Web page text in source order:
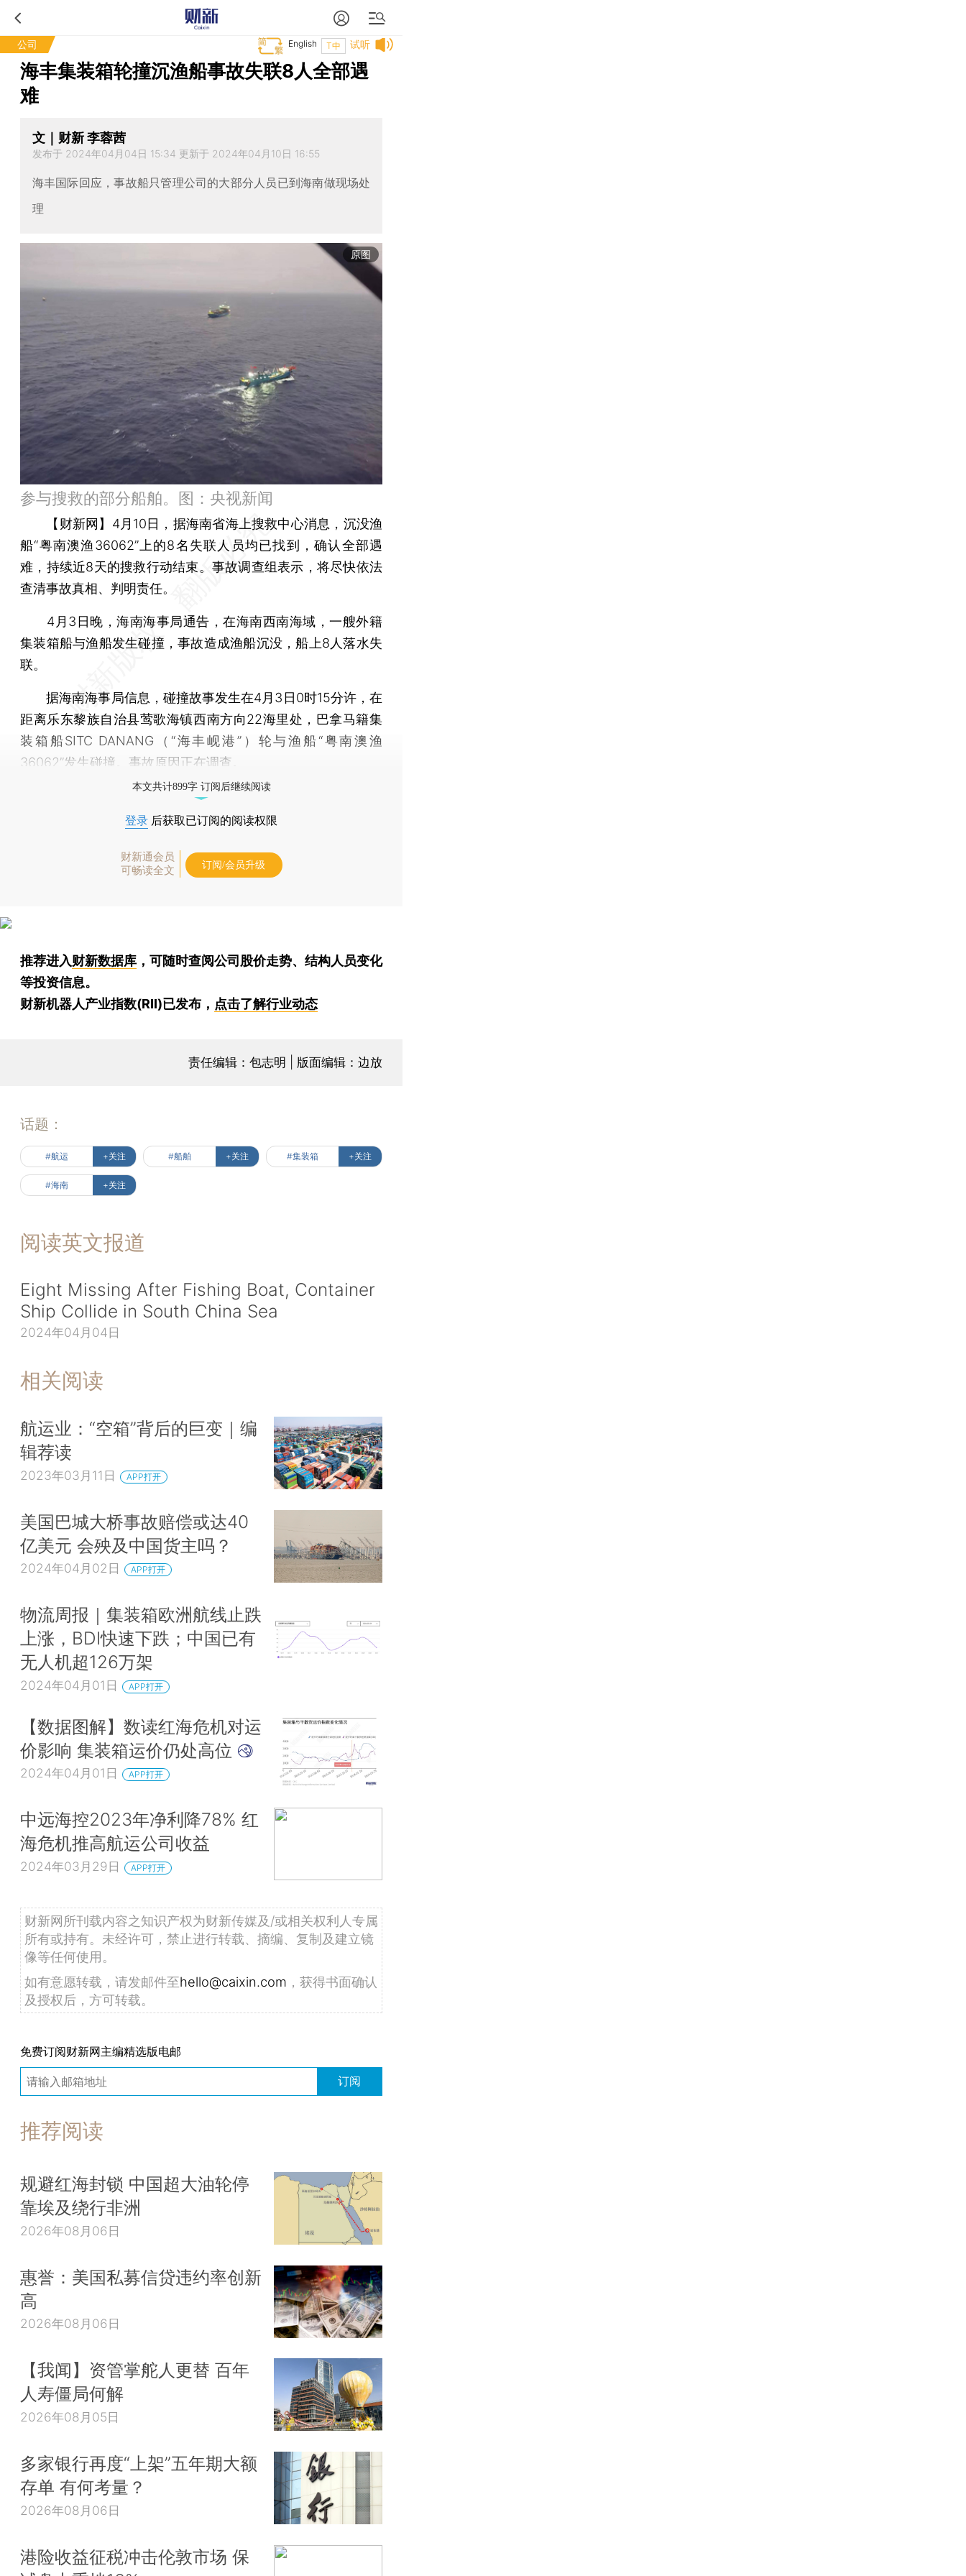
公司 试听
T中
English
海丰集装箱轮撞沉渔船事故失联8人全部遇
难
文｜财新 李蓉茜
发布于 2024年04月04日 15:34 更新于 2024年04月10日 16:55
海丰国际回应，事故船只管理公司的大部分人员已到海南做现场处
理
原图
参与搜救的部分船舶。图：央视新闻
【财新网】 4月10日，据海南省海上搜救中心消息，沉没渔
船“粤南澳渔36062”上的8名失联人员均已找到，确认全部遇
难，持续近8天的搜救行动结束。事故调查组表示，将尽快依法
查清事故真相、判明责任。
4月3日晚，海南海事局通告，在海南西南海域，一艘外籍
集装箱船与渔船发生碰撞，事故造成渔船沉没，船上8人落水失
联。
据海南海事局信息，碰撞故事发生在4月3日0时15分许，在
距离乐东黎族自治县莺歌海镇西南方向22海里处，巴拿马籍集
装箱船SITC DANANG（“海丰岘港”）轮与渔船“粤南澳渔
36062”发生碰撞。事故原因正在调查。
本文共计899字 订阅后继续阅读
登录 后获取已订阅的阅读权限
财新通会员
可畅读全文
订阅/会员升级
推荐进入财新数据库 ，可随时查阅公司股价走势、结构人员变化
等投资信息。
财新机器人产业指数(RII)已发布， 点击了解行业动态
责任编辑：包志明 | 版面编辑：边放
话题：
#航运 +关注 #船舶 +关注 #集装箱 +关注
#海南 +关注
阅读英文报道
Eight Missing After Fishing Boat, Container
Ship Collide in South China Sea
2024年04月04日
相关阅读
航运业：“空箱”背后的巨变｜编
辑荐读
2023年03月11日 APP打开
美国巴城大桥事故赔偿或达40
亿美元 会殃及中国货主吗？
2024年04月02日 APP打开
物流周报｜集装箱欧洲航线止跌
上涨，BDI快速下跌；中国已有
无人机超126万架
2024年04月01日 APP打开
【数据图解】数读红海危机对运
价影响 集装箱运价仍处高位
2024年04月01日 APP打开
中远海控2023年净利降78% 红
海危机推高航运公司收益
2024年03月29日 APP打开
财新网所刊载内容之知识产权为财新传媒及/或相关权利人专属
所有或持有。未经许可，禁止进行转载、摘编、复制及建立镜
像等任何使用。
如有意愿转载，请发邮件至hello@caixin.com ，获得书面确认
及授权后，方可转载。
免费订阅财新网主编精选版电邮
订阅
推荐阅读
规避红海封锁 中国超大油轮停
靠埃及绕行非洲
2026年08月06日
惠誉：美国私募信贷违约率创新
高
2026年08月06日
【我闻】资管掌舵人更替 百年
人寿僵局何解
2026年08月05日
多家银行再度“上架”五年期大额
存单 有何考量？
2026年08月06日
港险收益征税冲击伦敦市场 保